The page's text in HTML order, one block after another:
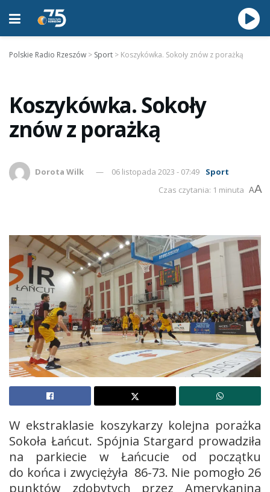
Polskie Radio Rzeszów > Sport > Koszykówka. Sokoły znów z porażką
Koszykówka. Sokoły
znów z porażką
Dorota Wilk 06 listopada 2023 - 07:49
Sport
Czas czytania: 1 minuta AA
W ekstraklasie koszykarzy kolejna porażka
Sokoła Łańcut. Spójnia Stargard prowadziła
na parkiecie w Łańcucie od początku
do końca i zwyciężyła 86-73. Nie pomogło 26
punktów zdobytych przez Amerykanina